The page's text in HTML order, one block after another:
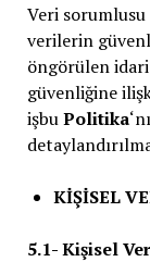
Veri
verilerin
öngörülen
güvenliğine
işbuPolitika
KİŞİSEL
5.1- Kişisel